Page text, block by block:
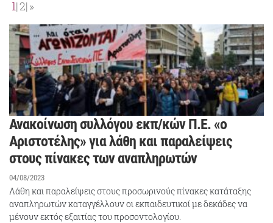
1 2 »
Ανακοίνωση συλλόγου εκπ/κών Π.Ε. «ο
Αριστοτέλης» για λάθη και παραλείψεις
στους πίνακες των αναπληρωτών
04/08/2023
Λάθη και παραλείψεις στους προσωρινούς πίνακες κατάταξης
αναπληρωτών καταγγέλλουν οι εκπαιδευτικοί με δεκάδες να
μένουν εκτός εξαιτίας του προσοντολογίου.